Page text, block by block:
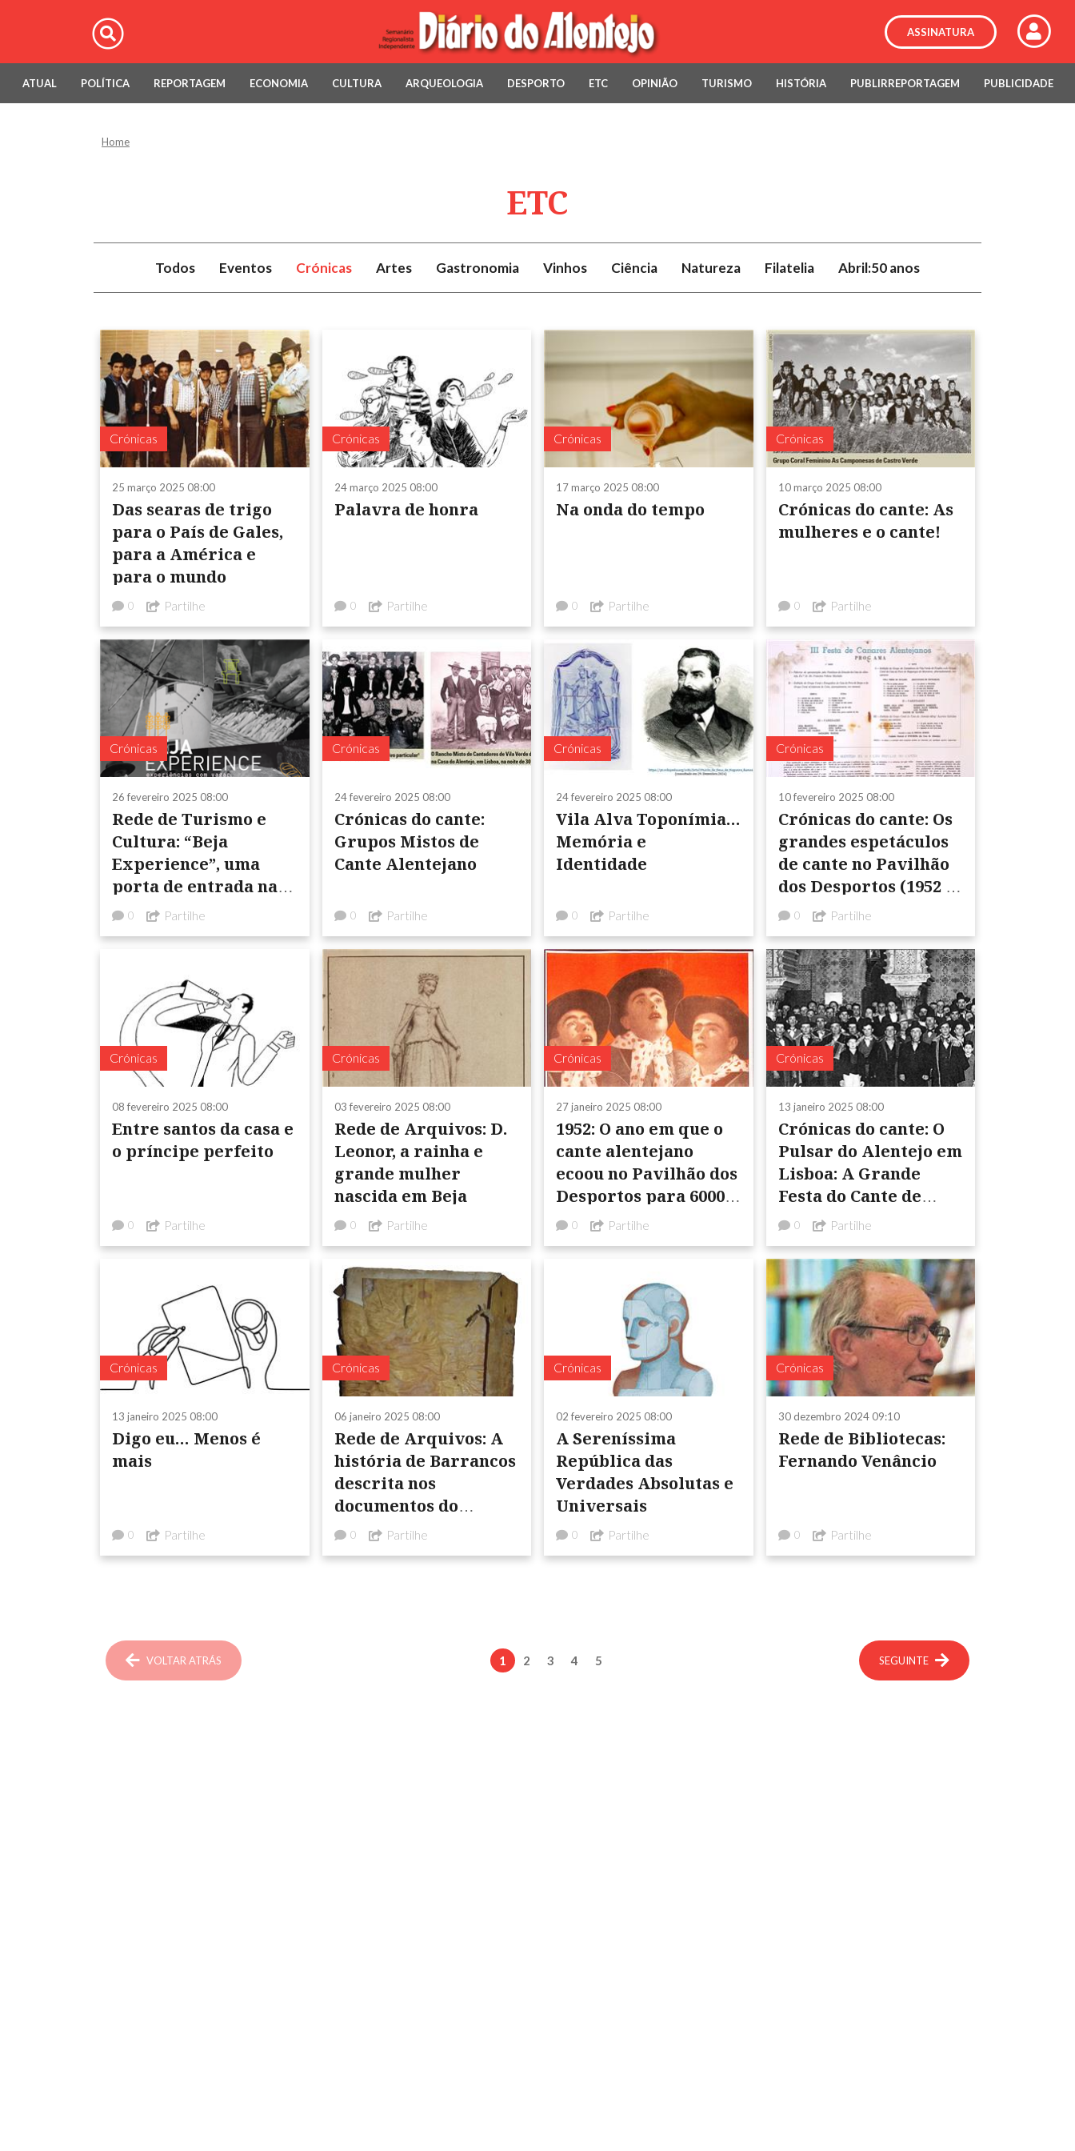
ASSINATURA
ATUAL POLÍTICA REPORTAGEM ECONOMIA CULTURA ARQUEOLOGIA DESPORTO ETC OPINIÃO TURISMO HISTÓRIA PUBLIRREPORTAGEM PUBLICIDADE
Home
ETC
Todos Eventos Crónicas Artes Gastronomia Vinhos Ciência Natureza Filatelia Abril:50 anos
Crónicas
25 março 2025 08:00
Das searas de trigo
para o País de Gales,
para a América e
para o mundo
0 Partilhe
Crónicas
24 março 2025 08:00
Palavra de honra
0 Partilhe
Crónicas
17 março 2025 08:00
Na onda do tempo
0 Partilhe
Crónicas
10 março 2025 08:00
Crónicas do cante: As
mulheres e o cante!
0 Partilhe
Crónicas
26 fevereiro 2025 08:00
Rede de Turismo e
Cultura: “Beja
Experience”, uma
porta de entrada na
casa e alma
alentejana
0 Partilhe
Crónicas
24 fevereiro 2025 08:00
Crónicas do cante:
Grupos Mistos de
Cante Alentejano
0 Partilhe
Crónicas
24 fevereiro 2025 08:00
Vila Alva Toponímia…
Memória e
Identidade
0 Partilhe
Crónicas
10 fevereiro 2025 08:00
Crónicas do cante: Os
grandes espetáculos
de cante no Pavilhão
dos Desportos (1952 e
1965)
0 Partilhe
Crónicas
08 fevereiro 2025 08:00
Entre santos da casa e
o príncipe perfeito
0 Partilhe
Crónicas
03 fevereiro 2025 08:00
Rede de Arquivos: D.
Leonor, a rainha e
grande mulher
nascida em Beja
0 Partilhe
Crónicas
27 janeiro 2025 08:00
1952: O ano em que o
cante alentejano
ecoou no Pavilhão dos
Desportos para 6000
espectadores
0 Partilhe
Crónicas
13 janeiro 2025 08:00
Crónicas do cante: O
Pulsar do Alentejo em
Lisboa: A Grande
Festa do Cante de
1937!
0 Partilhe
Crónicas
13 janeiro 2025 08:00
Digo eu… Menos é
mais
0 Partilhe
Crónicas
06 janeiro 2025 08:00
Rede de Arquivos: A
história de Barrancos
descrita nos
documentos do
arquivo histórico
0 Partilhe
Crónicas
02 fevereiro 2025 08:00
A Sereníssima
República das
Verdades Absolutas e
Universais
0 Partilhe
Crónicas
30 dezembro 2024 09:10
Rede de Bibliotecas:
Fernando Venâncio
0 Partilhe
VOLTAR ATRÁS 1 2 3 4 5 SEGUINTE